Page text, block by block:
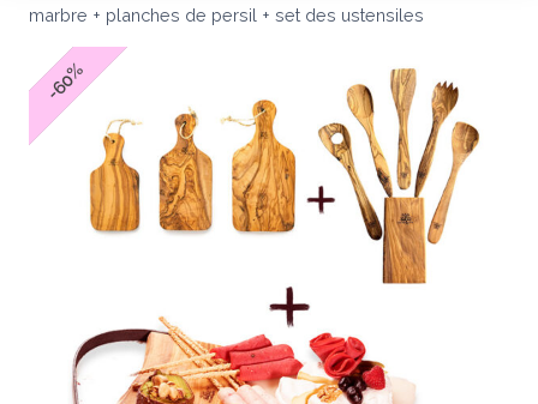
marbre + planches de persil + set des ustensiles
-
60
%